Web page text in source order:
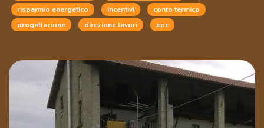
risparmio energetico
incentivi
conto termico
progettazione
direzione lavori epc